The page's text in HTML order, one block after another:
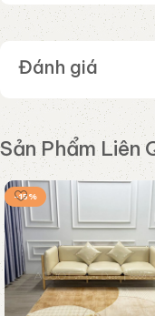
Đánh giá
Sản Phẩm Liên
-15%